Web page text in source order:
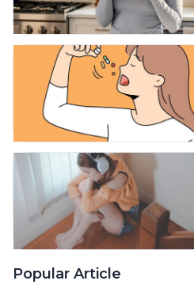
Popular Article